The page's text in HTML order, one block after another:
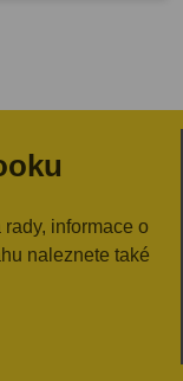
informace o
naleznete také